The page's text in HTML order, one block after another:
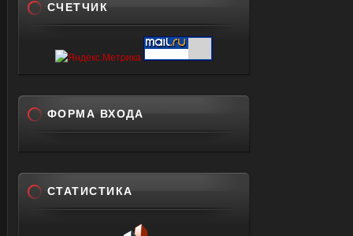
СЧЕТЧИК
ФОРМА ВХОДА
СТАТИСТИКА